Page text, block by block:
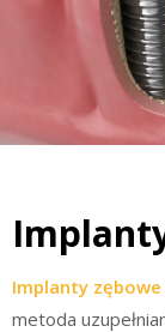
Implanty zębowe
metoda